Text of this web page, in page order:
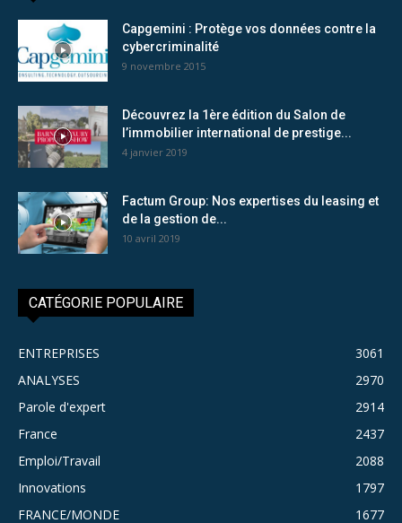
Capgemini : Protège vos données contre la
cybercriminalité
9 novembre 2015
Découvrez la 1ère édition du Salon de
l’immobilier international de prestige...
4 janvier 2019
Factum Group: Nos expertises du leasing et
de la gestion de...
10 avril 2019
CATÉGORIE POPULAIRE
ENTREPRISES
3061
ANALYSES
2970
Parole d'expert
2914
France
2437
Emploi/Travail
2088
Innovations
1797
FRANCE/MONDE
1677